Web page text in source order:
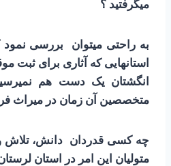
می­گرفتید ؟
به راحتی می­توان
بررسی نمود
استان­هایی که آثاری برای ثبت
انگشتان یک دست هم
متخصصین آن زمان در میراث
چه کسی قدردان دانش، تلاش
متولیان این امر در استان